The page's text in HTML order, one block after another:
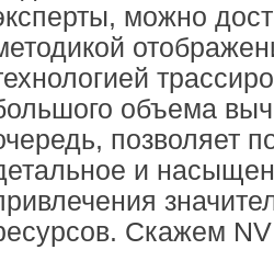
можно
объема
позволяет
и
Скажем